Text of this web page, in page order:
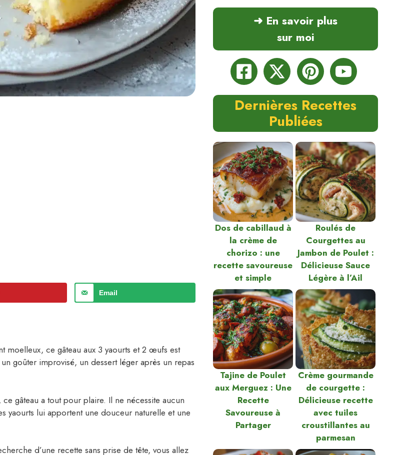
Email
moelleux, ce gâteau aux 3 yaourts et 2 œufs est
goûter improvisé, un dessert léger après un repas
gâteau a tout pour plaire. Il ne nécessite aucun
yaourts lui apportent une douceur naturelle et une
d’une recette sans prise de tête, vous allez
➜ En savoir plus
sur moi
Dernières Recettes
Publiées
Dos de cabillaud à
la crème de
chorizo : une
recette savoureuse
et simple
Roulés de
Courgettes au
Jambon de Poulet :
Délicieuse Sauce
Légère à l’Ail
Tajine de Poulet
aux Merguez : Une
Recette
Savoureuse à
Partager
Crème gourmande
de courgette :
Délicieuse recette
avec tuiles
croustillantes au
parmesan